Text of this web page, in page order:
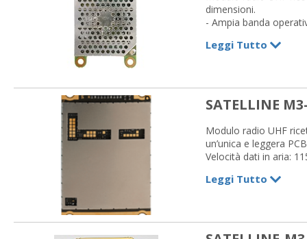
dimensioni.
- Ampia banda
- Interfaccia seriale:
Leggi Tutto
SATELLINE
Modulo radio UHF
un’unica e leggera
Velocità dati in aria:
Alimentazione:
Leggi Tutto